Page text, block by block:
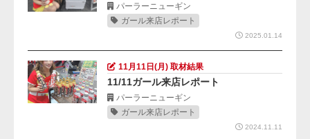
パーラーニューギン
ガール来店レポート
2025.01.14
11月11日(月) 取材結果
11/11ガール来店レポート
パーラーニューギン
ガール来店レポート
2024.11.11